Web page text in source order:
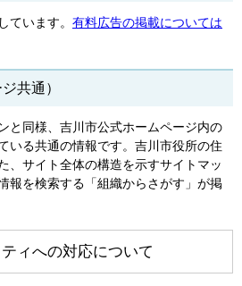
ています。 有料広告の掲載については
共通）
と同様、吉川市公式ホームページ内の
いる共通の情報です。吉川市役所の住
、サイト全体の構造を示すサイトマッ
報を検索する「組織からさがす」が掲
ィへの対応について